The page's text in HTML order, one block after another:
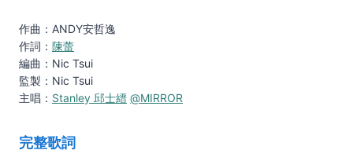
作曲：ANDY安哲逸
作詞： 陳蕾
編曲：Nic Tsui
監製：Nic Tsui
主唱： Stanley 邱士縉 @MIRROR
完整歌詞